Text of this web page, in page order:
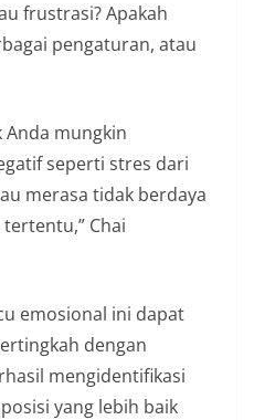
frustrasi? Apakah
pengaturan, atau
Anda mungkin
seperti stres dari
merasa tidak berdaya
Chai
emosional ini dapat
dengan
mengidentifikasi
yang lebih baik